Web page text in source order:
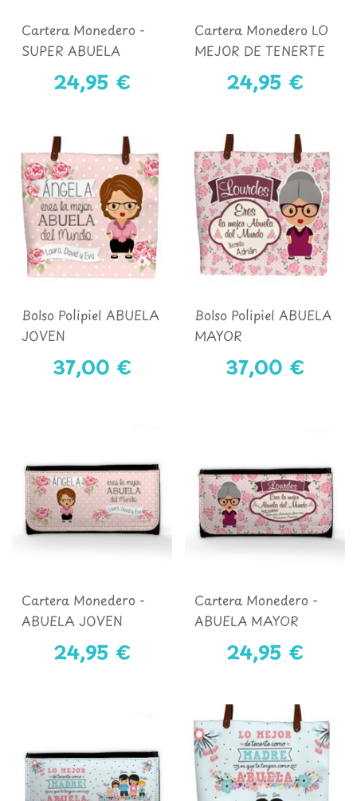
Cartera Monedero -
SUPER ABUELA
RAYOS24,95 €
Cartera Monedero LO
MEJOR DE TENERTE
COMO MADRE
24,95 €
Bolso Polipiel ABUELA
JOVEN
37,00 €
Bolso Polipiel ABUELA
MAYOR
37,00 €
Cartera Monedero -
ABUELA JOVEN
24,95 €
Cartera Monedero -
ABUELA MAYOR
24,95 €